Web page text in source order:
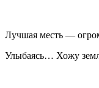
Лучшая месть —
Улыбаясь… Хожу